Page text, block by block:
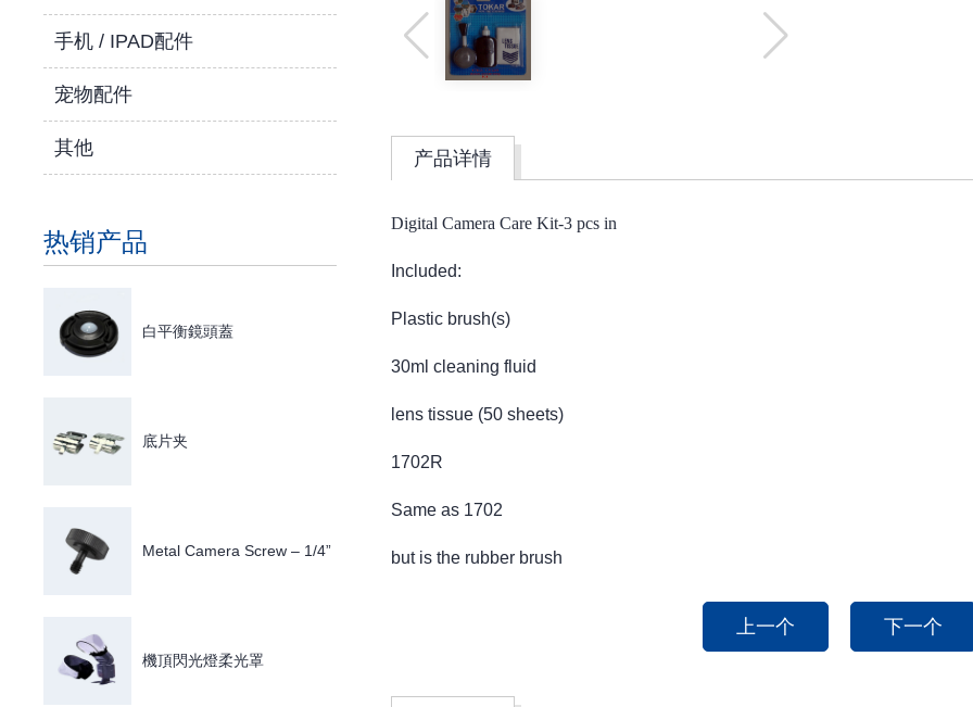
手机 / IPAD配件
宠物配件
其他
热销产品
白平衡鏡頭蓋
底片夹
Metal Camera Screw – 1/4”
機頂閃光燈柔光罩
产品详情
Digital Camera Care Kit-3 pcs in
Included:
Plastic brush(s)
30ml cleaning fluid
lens tissue (50 sheets)
1702R
Same as 1702
but is the rubber brush
上一个 下一个